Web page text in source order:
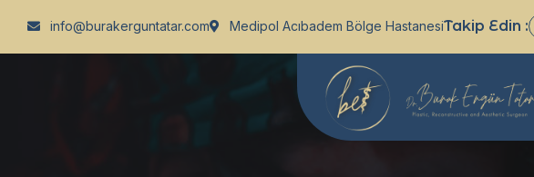
info@burakerguntatar.com Medipol Acıbadem Bölge HastanesiTakip Edin :